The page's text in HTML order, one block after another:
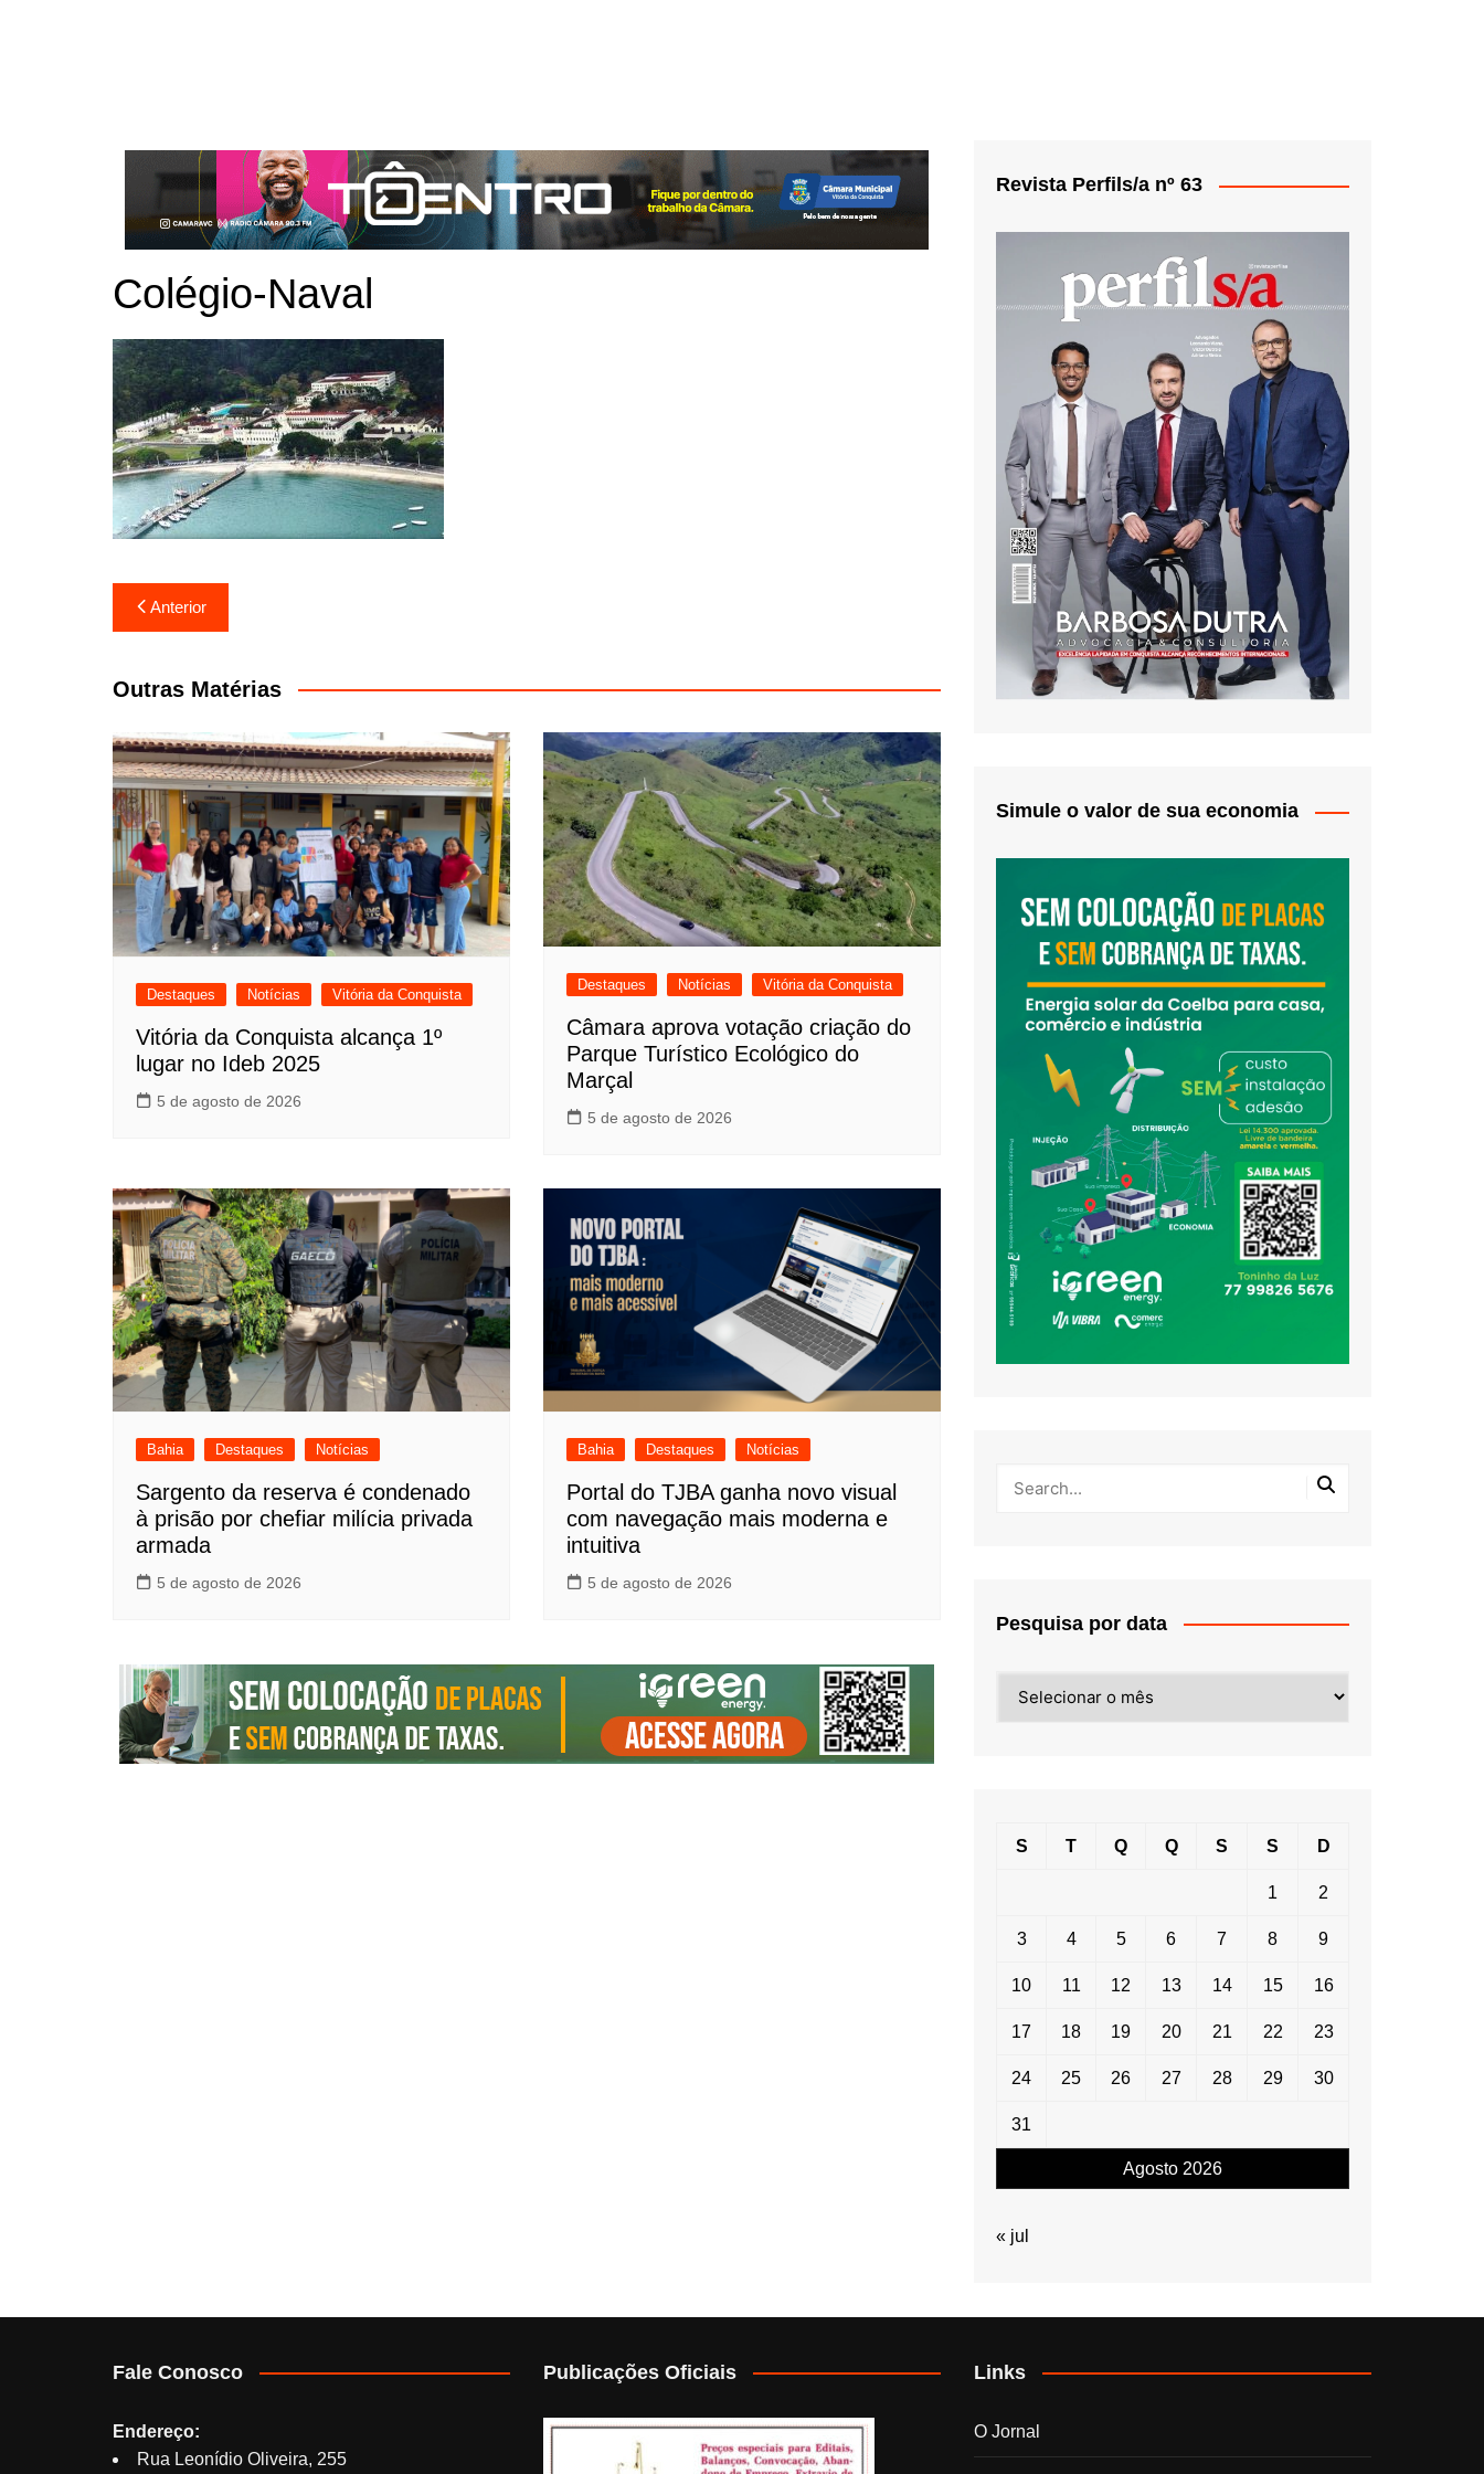
Colégio-Naval
Navegação
de
Post
Anterior
Outras Matérias
Destaques Notícias Vitória da Conquista
Vitória da Conquista alcança 1º
lugar no Ideb 2025
5 de agosto de 2026
Destaques Notícias Vitória da Conquista
Câmara aprova votação criação do
Parque Turístico Ecológico do
Marçal
5 de agosto de 2026
Bahia Destaques Notícias
Sargento da reserva é condenado
à prisão por chefiar milícia privada
armada
5 de agosto de 2026
Bahia Destaques Notícias
Portal do TJBA ganha novo visual
com navegação mais moderna e
intuitiva
5 de agosto de 2026
Revista Perfils/a nº 63
Simule o valor de sua economia
Pesquisa por data
por
Agosto 2026
S T Q Q S S D
1 2
3 4 5 6 7 8 9
10 11 12 13 14 15 16
17 18 19 20 21 22 23
24 25 26 27 28 29 30
31
« jul
Fale Conosco
Endereço:
Rua Leonídio Oliveira, 255
Publicações Oficiais Links
O Jornal